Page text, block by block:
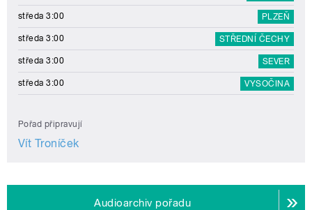
středa 3:00 PLZEŇ
středa 3:00 STŘEDNÍ ČECHY
středa 3:00 SEVER
středa 3:00 VYSOČINA
Pořad připravují
Vít Troníček
Audioarchiv pořadu